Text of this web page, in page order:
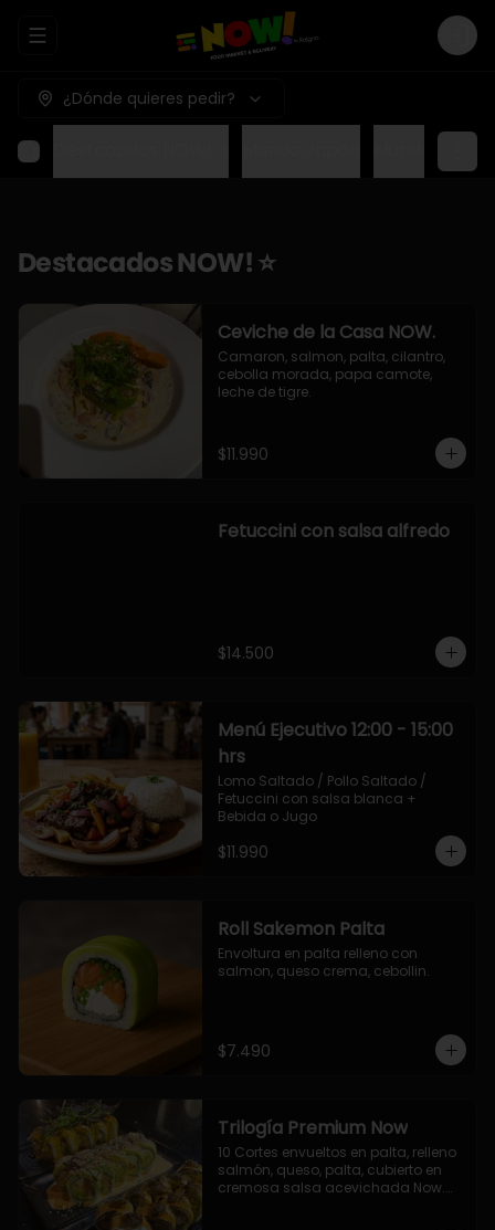
Abrir menu de navegación Login
¿Dónde quieres pedir?
Destacados NOW! ⭐
Ceviche de la Casa NOW.
Camaron, salmon, palta, cilantro,
cebolla morada, papa camote,
leche de tigre.
$11.990
Fetuccini con salsa alfredo
$14.500
Menú Ejecutivo 12:00 - 15:00
hrs
Lomo Saltado / Pollo Saltado /
Fetuccini con salsa blanca +
Bebida o Jugo
$11.990
Roll Sakemon Palta
Envoltura en palta relleno con
salmon, queso crema, cebollin.
$7.490
Trilogía Premium Now
10 Cortes envueltos en palta, relleno
salmón, queso, palta, cubierto en
cremosa salsa acevichada Now.